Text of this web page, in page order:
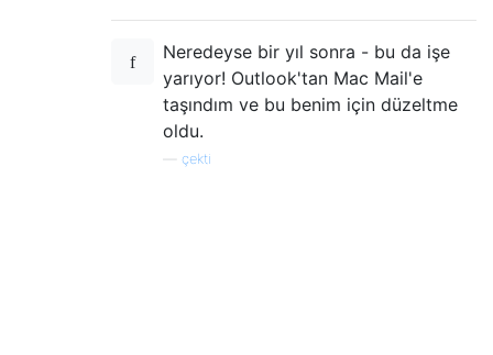
Neredeyse bir yıl sonra - bu da işe
yarıyor! Outlook'tan Mac Mail'e
taşındım ve bu benim için düzeltme
oldu.
çekti